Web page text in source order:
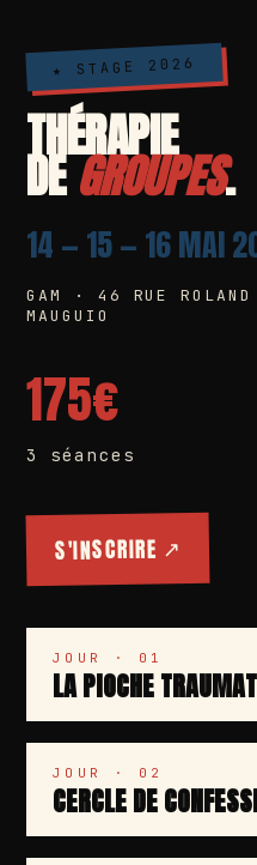
★ STAGE 2026
THÉRAPIE
DEGROUPES.
14 — 15 — 16 MAI
GAM · 46 RUE
MAUGUIO
175€
3 séances
S'INSCRIRE ↗
JOUR · 01
LA PIOCHE
JOUR · 02
CERCLE DE